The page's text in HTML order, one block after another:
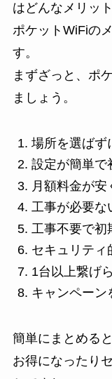
はどんなメリッ
ポケットWiFiの
す。
まずざっと、ポ
ましょう。
場所を選ばず
設定が簡単で
月額料金が安
工事が必要な
工事不要で初
セキュリティ
1台以上繋げ
キャンペーン
簡単にまとめる
お得になったり